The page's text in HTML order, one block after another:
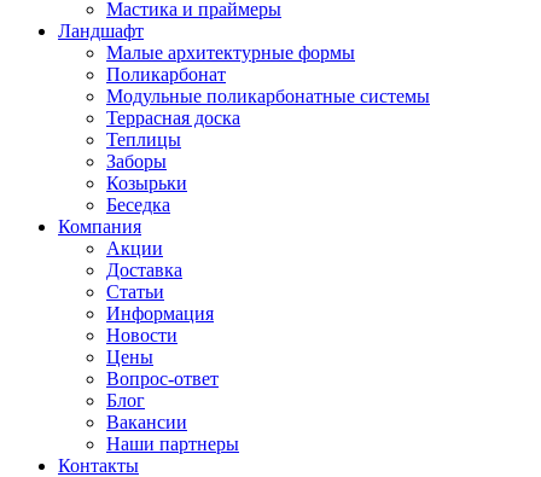
Мастика и праймеры
Ландшафт
Малые архитектурные формы
Поликарбонат
Модульные поликарбонатные системы
Террасная доска
Теплицы
Заборы
Козырьки
Беседка
Компания
Акции
Доставка
Статьи
Информация
Новости
Цены
Вопрос-ответ
Блог
Вакансии
Наши партнеры
Контакты